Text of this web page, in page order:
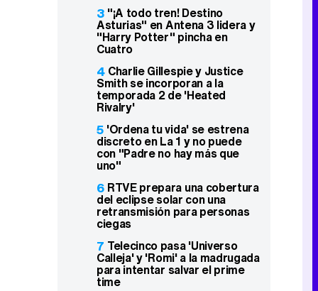
3 "¡A todo tren! Destino
Asturias" en Antena 3 lidera y
"Harry Potter" pincha en
Cuatro
4 Charlie Gillespie y Justice
Smith se incorporan a la
temporada 2 de 'Heated
Rivalry'
5 'Ordena tu vida' se estrena
discreto en La 1 y no puede
con "Padre no hay más que
uno"
6 RTVE prepara una cobertura
del eclipse solar con una
retransmisión para personas
ciegas
7 Telecinco pasa 'Universo
Calleja' y 'Romi' a la madrugada
para intentar salvar el prime
time